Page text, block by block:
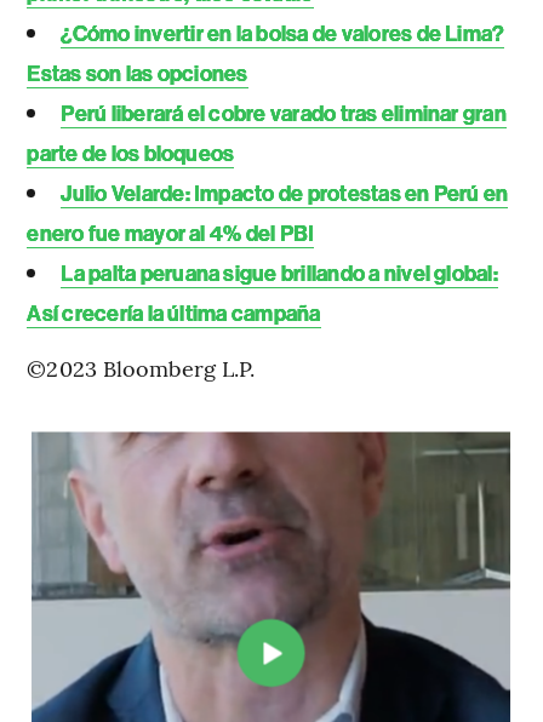
¿Cómo invertir en la bolsa de valores de Lima?
Estas son las opciones
Perú liberará el cobre varado tras eliminar gran
parte de los bloqueos
Julio Velarde: Impacto de protestas en Perú en
enero fue mayor al 4% del PBI
La palta peruana sigue brillando a nivel global:
Así crecería la última campaña
©2023 Bloomberg L.P.